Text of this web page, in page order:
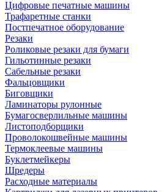
Цифровые печатные машины
Трафаретные станки
Постпечатное оборудование
Резаки
Роликовые резаки для бумаги
Гильотинные резаки
Сабельные резаки
Фальцовщики
Биговщики
Ламинаторы рулонные
Бумагосверлильные машины
Листоподборщики
Проволокошвейные машины
Термоклеевые машины
Буклетмейкеры
Шредеры
Расходные материалы